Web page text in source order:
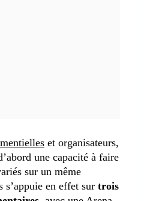
et organisateurs,
une capacité à faire
sur un même
en effet sur trois